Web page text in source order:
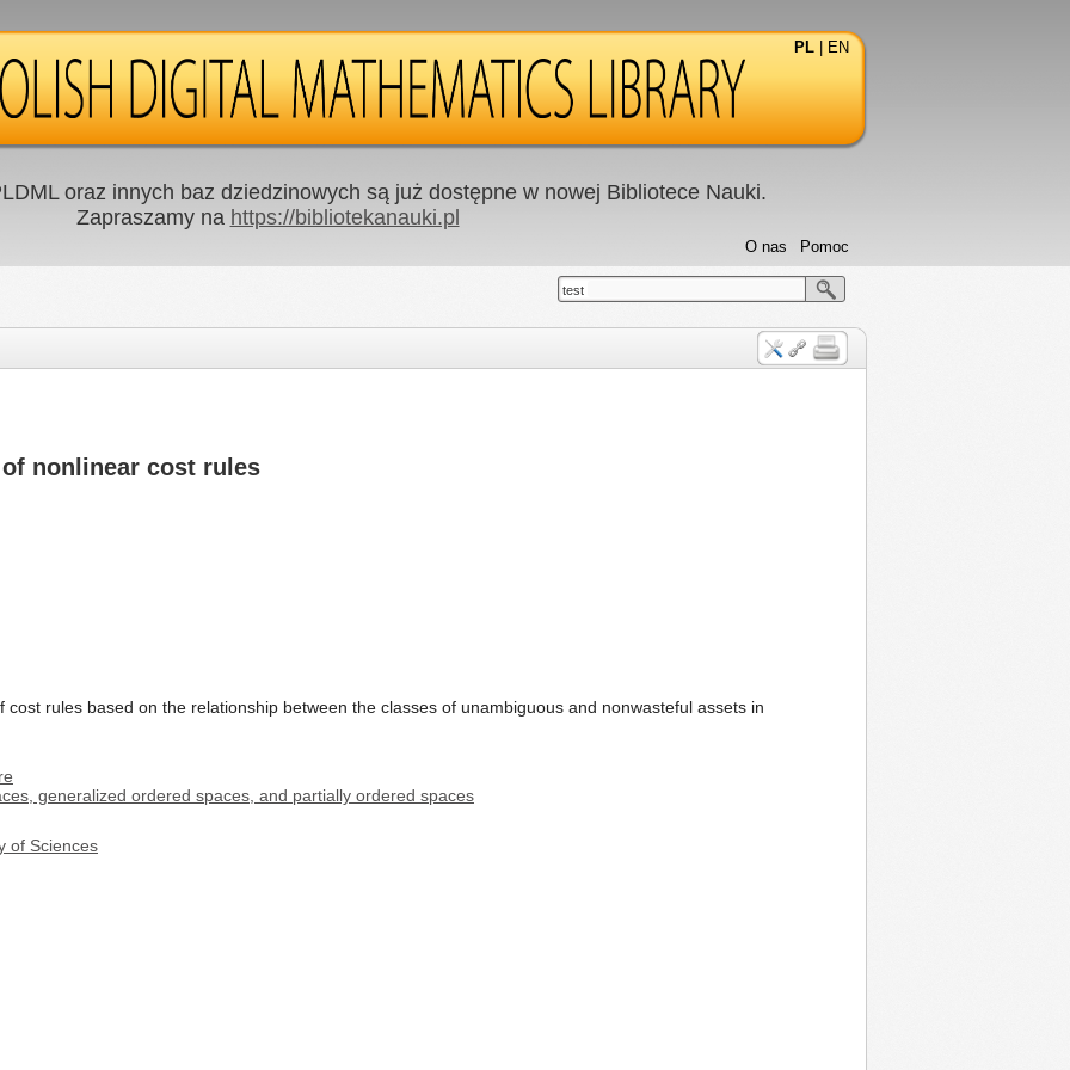
PL EN
oraz innych baz dziedzinowych są już dostępne w nowej Bibliotece Nauki.
Zapraszamy na https://bibliotekanauki.pl
Pomoc
O nas
test
nonlinear cost rules
rules based on the relationship between the classes of unambiguous and nonwasteful assets in
generalized ordered spaces, and partially ordered spaces
of Sciences